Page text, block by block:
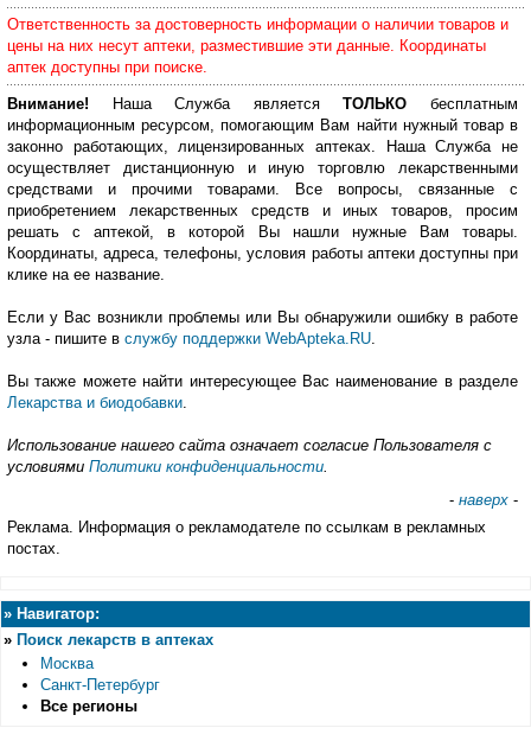
Ответственность за достоверность информации о наличии товаров и
цены на них несут аптеки, разместившие эти данные. Координаты
аптек доступны при поиске.
Внимание! Наша Служба являетсяТОЛЬКО бесплатным
информационным ресурсом, помогающим Вам найти нужный товар в
законно работающих, лицензированных аптеках. Наша Служба не
осуществляет дистанционную и иную торговлю лекарственными
средствами и прочими товарами. Все вопросы, связанные с
приобретением лекарственных средств и иных товаров, просим
решать с аптекой, в которой Вы нашли нужные Вам товары.
Координаты, адреса, телефоны, условия работы аптеки доступны при
клике на ее название.
Если у Вас возникли проблемы или Вы обнаружили ошибку в работе
узла - пишите в службу поддержки WebApteka.RU
Вы также можете найти интересующее Вас наименование в разделе
Лекарства и биодобавки
Использование нашего сайта означает согласие Пользователя с
условиями Политики конфиденциальности
- наверх -
Реклама. Информация о рекламодателе по ссылкам в рекламных
постах.
» Навигатор:
» Поиск лекарств в аптеках
Москва
Санкт-Петербург
Все регионы